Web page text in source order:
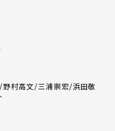
野村高文/三浦崇宏/浜田敬